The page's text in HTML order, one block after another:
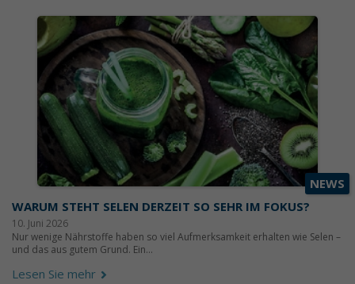
NEWS
WARUM STEHT SELEN DERZEIT SO SEHR IM FOKUS?
10. Juni 2026
Nur wenige Nährstoffe haben so viel Aufmerksamkeit erhalten wie Selen –
und das aus gutem Grund. Ein...
Lesen Sie mehr